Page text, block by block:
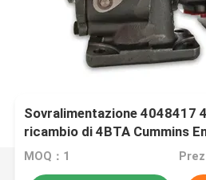
Sovralimentazione 4048417
ricambio di 4BTA Cummins
MOQ：1